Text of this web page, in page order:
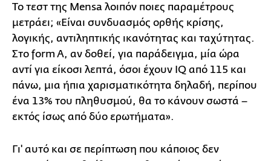
Το τεστ της Mensa λοιπόν ποιες παραμέτρους
μετράει; «Είναι συνδυασμός ορθής κρίσης,
λογικής, αντιληπτικής ικανότητας και ταχύτητας.
Στο form A, αν δοθεί, για παράδειγμα, μία ώρα
αντί για είκοσι λεπτά, όσοι έχουν IQ από 115 και
πάνω, μια ήπια χαρισματικότητα δηλαδή, περίπου
ένα 13% του πληθυσμού, θα το κάνουν σωστά –
εκτός ίσως από δύο ερωτήματα».
Γι' αυτό και σε περίπτωση που κάποιος δεν